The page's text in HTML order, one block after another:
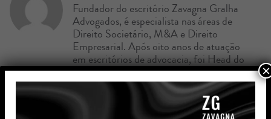
Fundador do escritório Zavagna Gralha
Advogados, é especialista nas áreas de
Direito Societário, M&A e Direito
Empresarial. Após oito anos de atuação
em escritórios de advocacia, foi Head do
Departamento Jurídico na Lojas Renner,
onde também exerceu cargos de
Secretário do Conselho de Administração
e do Comitê de Remuneração.
×